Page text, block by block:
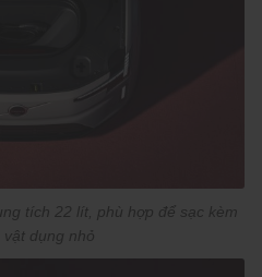
tích 22 lít, phù hợp để sạc kèm
vật dụng nhỏ